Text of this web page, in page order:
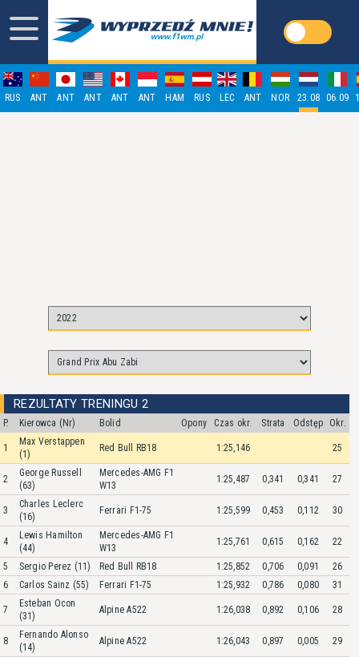
RUS ANT ANT ANT ANT ANT HAM RUS LEC ANT NOR 23.08 06.09
REZULTATY TRENINGU 2
P. Kierowca (Nr) Bolid Opony Czas okr. Strata Odstęp Okr.
1
Max Verstappen
(1)
Red Bull RB18 1:25,146 25
2
George Russell
(63)
Mercedes-AMG F1
W13
1:25,487 0,341 0,341 27
3
Charles Leclerc
(16)
Ferrari F1-75 1:25,599 0,453 0,112 30
4
Lewis Hamilton
(44)
Mercedes-AMG F1
W13
1:25,761 0,615 0,162 22
5 Sergio Perez (11) Red Bull RB18 1:25,852 0,706 0,091
26
6
Carlos Sainz (55) Ferrari F1-75 1:25,932 0,786 0,080 31
7
Esteban Ocon
(31)
Alpine A522 1:26,038 0,892 0,106 28
8
Fernando Alonso
(14)
Alpine A522 1:26,043 0,897 0,005 29